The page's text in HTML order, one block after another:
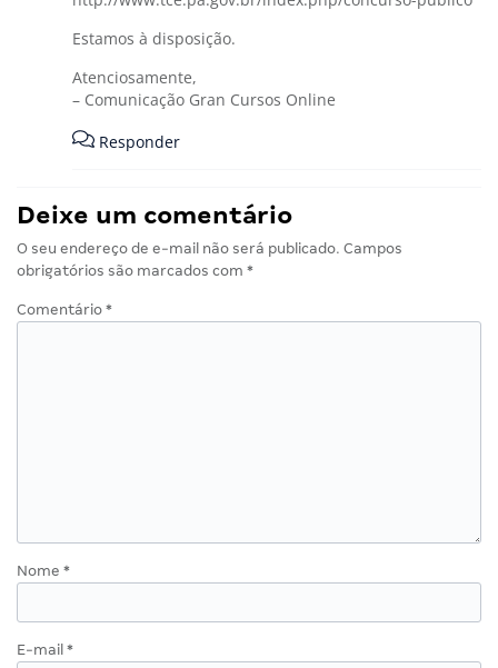
Estamos à disposição.
Atenciosamente,
– Comunicação Gran Cursos Online
Responder
Deixe um comentário
O seu endereço de e-mail não será publicado. Campos
obrigatórios são marcados com *
Comentário *
Nome *
E-mail *